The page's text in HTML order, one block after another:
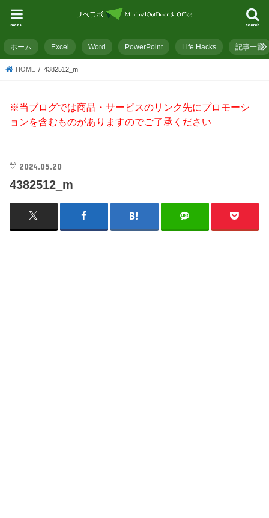
search
menu
ホーム Excel Word PowerPoint Life Hacks 記事一覧
HOME 4382512_m
※当ブログでは商品・サービスのリンク先にプロモーシ
ョンを含むものがありますのでご了承ください
2024.05.20
4382512_m